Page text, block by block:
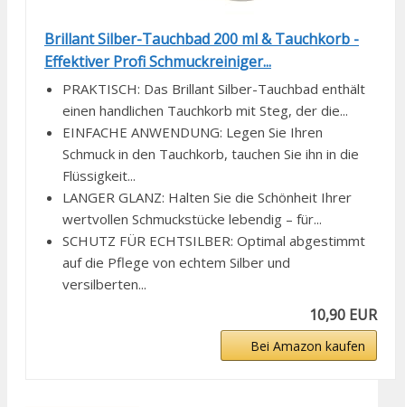
Brillant Silber-Tauchbad 200 ml & Tauchkorb -
Effektiver Profi Schmuckreiniger...
PRAKTISCH: Das Brillant Silber-Tauchbad enthält
einen handlichen Tauchkorb mit Steg, der die...
EINFACHE ANWENDUNG: Legen Sie Ihren
Schmuck in den Tauchkorb, tauchen Sie ihn in die
Flüssigkeit...
LANGER GLANZ: Halten Sie die Schönheit Ihrer
wertvollen Schmuckstücke lebendig – für...
SCHUTZ FÜR ECHTSILBER: Optimal abgestimmt
auf die Pflege von echtem Silber und
versilberten...
10,90 EUR
Bei Amazon kaufen